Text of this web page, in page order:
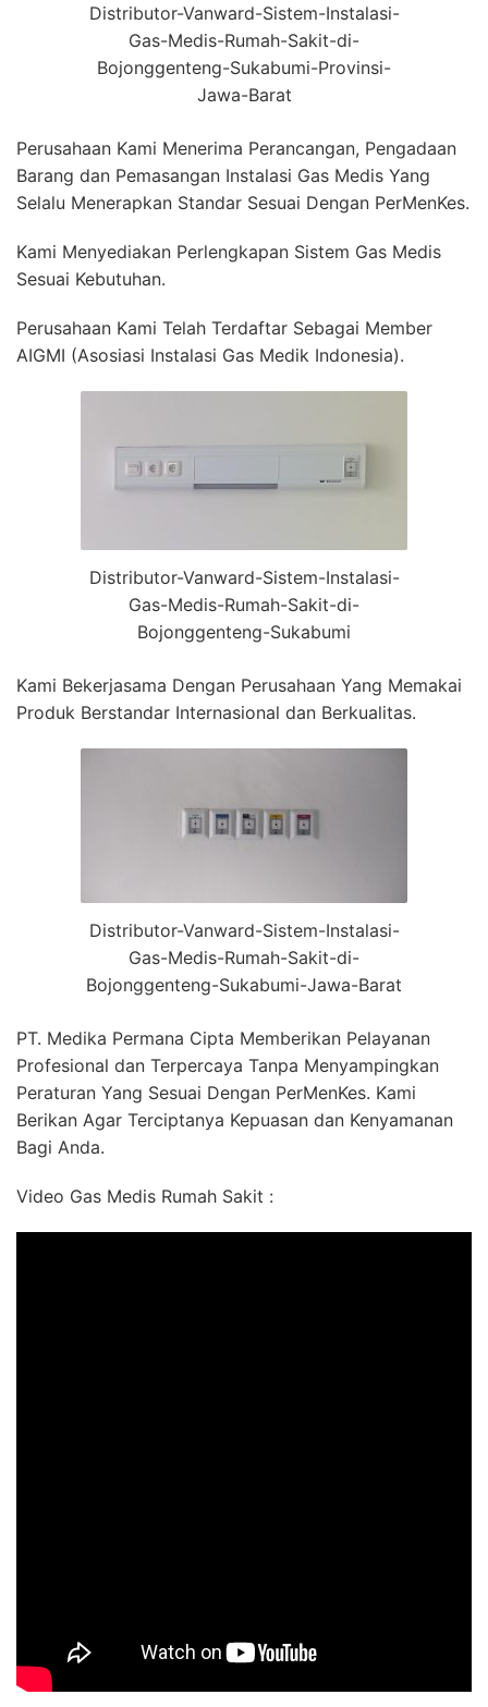
Distributor-Vanward-Sistem-Instalasi-
Gas-Medis-Rumah-Sakit-di-
Bojonggenteng-Sukabumi-Provinsi-
Jawa-Barat
Perusahaan Kami Menerima Perancangan, Pengadaan
Barang dan Pemasangan Instalasi Gas Medis Yang
Selalu Menerapkan Standar Sesuai Dengan PerMenKes.
Kami Menyediakan Perlengkapan Sistem Gas Medis
Sesuai Kebutuhan.
Perusahaan Kami Telah Terdaftar Sebagai Member
AIGMI (Asosiasi Instalasi Gas Medik Indonesia).
Distributor-Vanward-Sistem-Instalasi-
Gas-Medis-Rumah-Sakit-di-
Bojonggenteng-Sukabumi
Kami Bekerjasama Dengan Perusahaan Yang Memakai
Produk Berstandar Internasional dan Berkualitas.
Distributor-Vanward-Sistem-Instalasi-
Gas-Medis-Rumah-Sakit-di-
Bojonggenteng-Sukabumi-Jawa-Barat
PT. Medika Permana Cipta Memberikan Pelayanan
Profesional dan Terpercaya Tanpa Menyampingkan
Peraturan Yang Sesuai Dengan PerMenKes. Kami
Berikan Agar Terciptanya Kepuasan dan Kenyamanan
Bagi Anda.
Video Gas Medis Rumah Sakit :